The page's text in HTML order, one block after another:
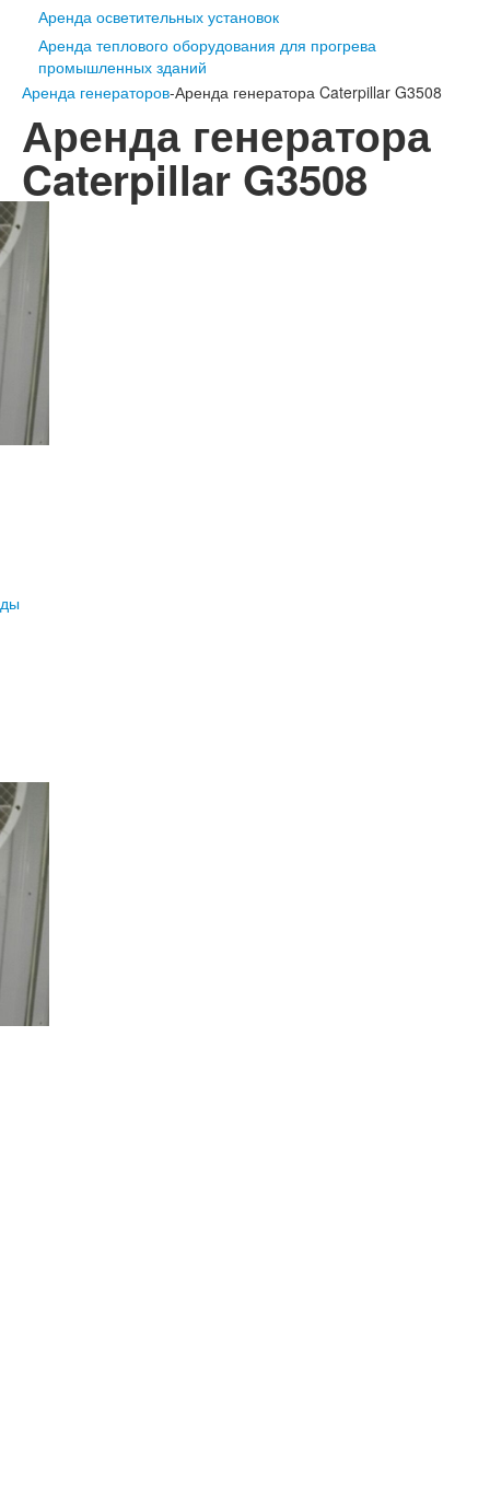
Аренда осветительных установок
Аренда теплового оборудования для прогрева
промышленных зданий
Аренда генераторов-Аренда генератора Caterpillar G3508
Аренда генератора
Caterpillar G3508